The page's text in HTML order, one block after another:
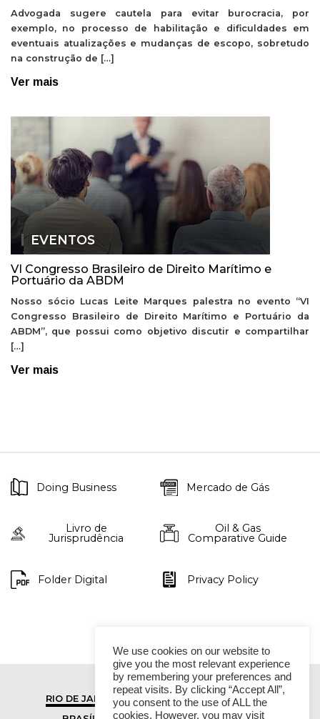
Advogada sugere cautela para evitar burocracia, por
exemplo, no processo de habilitação e dificuldades em
eventuais atualizações e mudanças de escopo, sobretudo
na construção de […]
Ver mais
EVENTOS
VI Congresso Brasileiro de Direito Marítimo e
Portuário da ABDM
Nosso sócio Lucas Leite Marques palestra no evento “VI
Congresso Brasileiro de Direito Marítimo e Portuário da
ABDM”, que possui como objetivo discutir e compartilhar
[…]
Ver mais
Doing Business Mercado de Gás
Livro de
Jurisprudência
Oil & Gas
Comparative Guide
Folder Digital Privacy Policy
RIO DE JANEIRO
SÃO PAULO
We use cookies on our website to
give you the most relevant experience
by remembering your preferences and
repeat visits. By clicking “Accept All”,
you consent to the use of ALL the
cookies. However, you may visit